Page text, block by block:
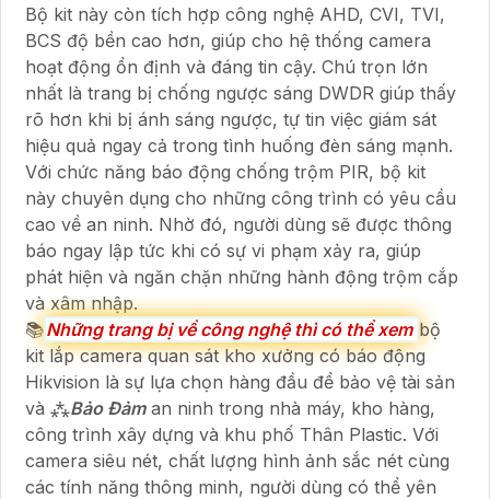
Bộ kit này còn tích hợp công nghệ AHD, CVI, TVI,
BCS độ bền cao hơn, giúp cho hệ thống camera
hoạt động ổn định và đáng tin cậy. Chú trọn lớn
nhất là trang bị chống ngược sáng DWDR giúp thấy
rõ hơn khi bị ánh sáng ngược, tự tin việc giám sát
hiệu quả ngay cả trong tình huống đèn sáng mạnh.
Với chức năng báo động chống trộm PIR, bộ kit
này chuyên dụng cho những công trình có yêu cầu
cao về an ninh. Nhờ đó, người dùng sẽ được thông
báo ngay lập tức khi có sự vi phạm xảy ra, giúp
phát hiện và ngăn chặn những hành động trộm cắp
và xâm nhập.
📚Những trang bị về công nghệ thì có thể xem bộ
kit lắp camera quan sát kho xưởng có báo động
Hikvision là sự lựa chọn hàng đầu để bảo vệ tài sản
và ⁂Bảo Đảman ninh trong nhà máy, kho hàng,
công trình xây dựng và khu phố Thân Plastic. Với
camera siêu nét, chất lượng hình ảnh sắc nét cùng
các tính năng thông minh, người dùng có thể yên